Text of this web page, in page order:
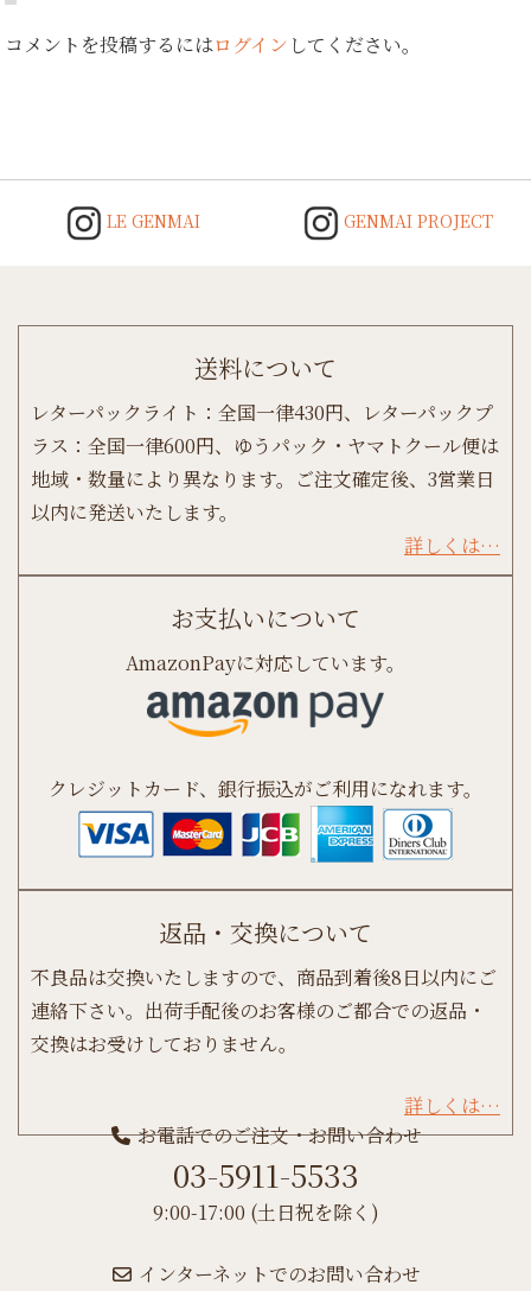
コメントを投稿するにはログイン してください。
LE GENMAI GENMAI PROJECT
送料について
レターパックライト：全国一律430円、レターパックプ
ラス：全国一律600円、ゆうパック・ヤマトクール便は
地域・数量により異なります。ご注文確定後、3営業日
以内に発送いたします。
詳しくは…
お支払いについて
AmazonPayに対応しています。
クレジットカード、銀行振込がご利用になれます。
返品・交換について
不良品は交換いたしますので、商品到着後8日以内にご
連絡下さい。出荷手配後のお客様のご都合での返品・
交換はお受けしておりません。
詳しくは…
お電話でのご注文・お問い合わせ
03-5911-5533
9:00-17:00 (土日祝を除く)
インターネットでのお問い合わせ